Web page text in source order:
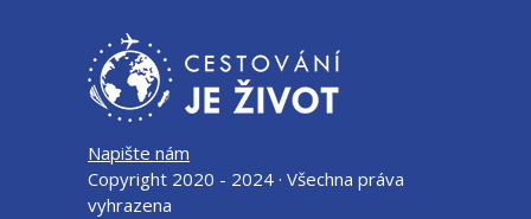
Napište nám
Copyright 2020 - 2024 · Všechna práva
vyhrazena